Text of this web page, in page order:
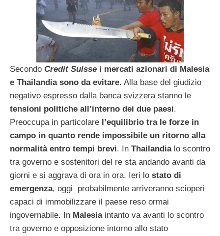
Secondo Credit Suisse i mercati azionari di Malesia
e Thailandia sono da evitare. Alla base del giudizio
negativo espresso dalla banca svizzera stanno le
tensioni politiche all’interno dei due paesi.
Preoccupa in particolare l’equilibrio tra le forze in
campo in quanto rende impossibile un ritorno alla
normalità entro tempi brevi. In Thailandialo scontro
tra governo e sostenitori del re sta andando avanti da
giorni e si aggrava di ora in ora. Ieri lo stato di
emergenza, oggi probabilmente arriveranno scioperi
capaci di immobilizzare il paese reso ormai
ingovernabile. In Malesiaintanto va avanti lo scontro
tra governo e opposizione intorno allo stato